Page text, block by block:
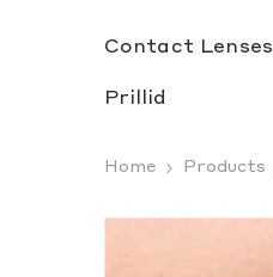
Contact Lenses
Prillid
Home Products